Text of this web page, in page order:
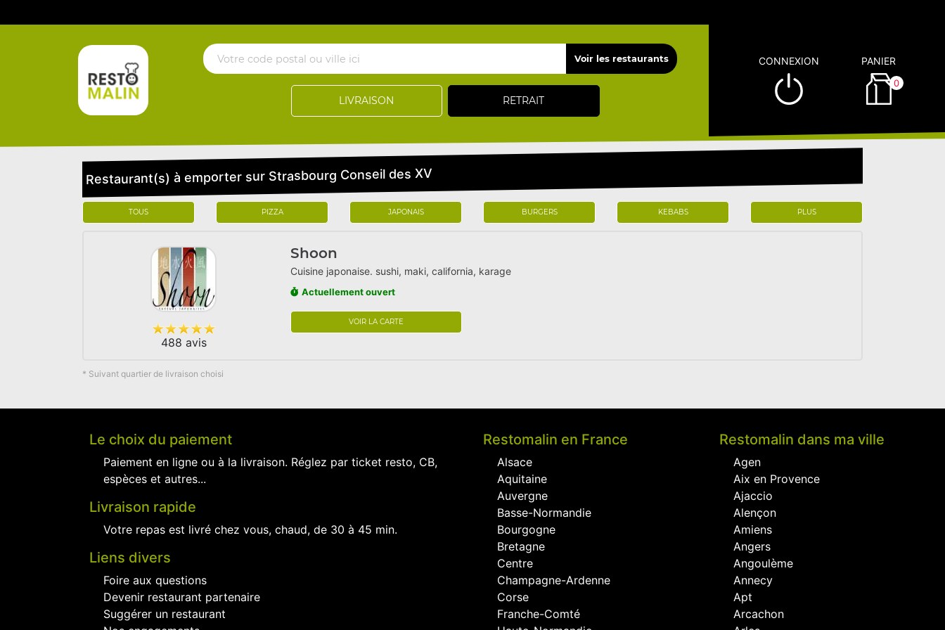
LIVRAISON RETRAIT
CONNEXION PANIER
0
Restaurant(s) à emporter sur Strasbourg Conseil des XV
TOUS PIZZA JAPONAIS BURGERS KEBABS PLUS
488 avis
Shoon
Cuisine japonaise. sushi, maki, california, karage
Actuellement ouvert
VOIR LA CARTE
* Suivant quartier de livraison choisi
Le choix du paiement
Paiement en ligne ou à la livraison. Réglez par ticket resto, CB,
espèces et autres...
Livraison rapide
Votre repas est livré chez vous, chaud, de 30 à 45 min.
Liens divers
Foire aux questions
Devenir restaurant partenaire
Suggérer un restaurant
Restomalin en France
Alsace
Aquitaine
Auvergne
Basse-Normandie
Bourgogne
Bretagne
Centre
Champagne-Ardenne
Corse
Franche-Comté
Restomalin dans ma ville
Agen
Aix en Provence
Ajaccio
Alençon
Amiens
Angers
Angoulème
Annecy
Apt
Arcachon